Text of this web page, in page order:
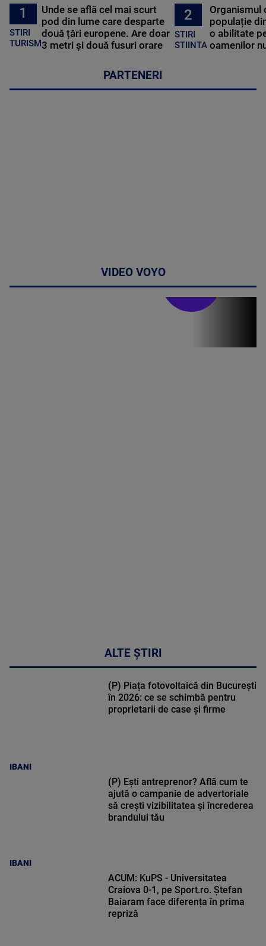
1
STIRI
TURISM
Unde se află cel mai scurt
pod din lume care desparte
două țări europene. Are doar
3 metri și două fusuri orare
2
STIRI
STIINTA
Organismul
populație
o abilitate
oamenilor
PARTENERI
VIDEO VOYO
ALTE ȘTIRI
IBANI
(P) Piața fotovoltaică din București
în 2026: ce se schimbă pentru
proprietarii de case și firme
IBANI
(P) Ești antreprenor? Află cum te
ajută o campanie de advertoriale
să crești vizibilitatea și încrederea
brandului tău
ACUM: KuPS - Universitatea
Craiova 0-1, pe Sport.ro. Ștefan
Baiaram face diferența în prima
repriză